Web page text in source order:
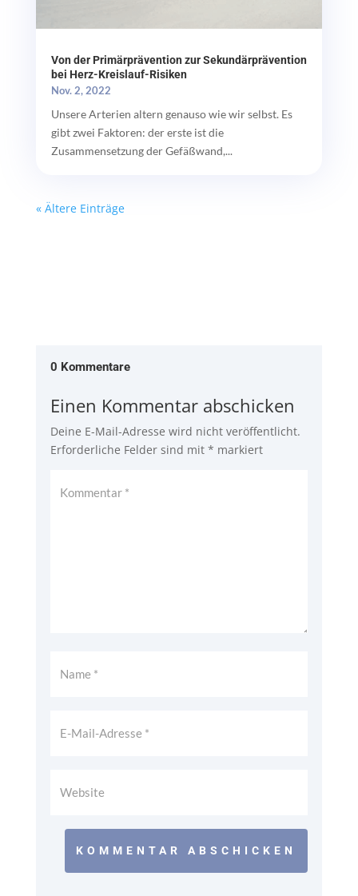
Von der Primärprävention zur Sekundärprävention
bei Herz-Kreislauf-Risiken
Nov. 2, 2022
Unsere Arterien altern genauso wie wir selbst. Es
gibt zwei Faktoren: der erste ist die
Zusammensetzung der Gefäßwand,...
« Ältere Einträge
0 Kommentare
Einen Kommentar abschicken
Deine E-Mail-Adresse wird nicht veröffentlicht.
Erforderliche Felder sind mit * markiert
KOMMENTAR ABSCHICKEN